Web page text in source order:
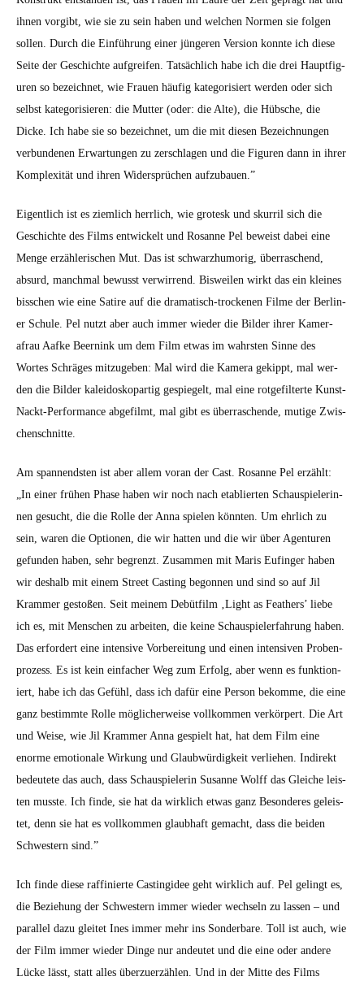
ihnen vorgibt, wie sie zu sein haben und welchen Nor­men sie fol­gen
sollen. Durch die Ein­führung ein­er jün­geren Ver­sion kon­nte ich diese
Seite der Geschichte auf­greifen. Tat­säch­lich habe ich die drei Haupt­fig­
uren so beze­ich­net, wie Frauen häu­fig kat­e­gorisiert wer­den oder sich
selb­st kat­e­gorisieren: die Mut­ter (oder: die Alte), die Hüb­sche, die
Dicke. Ich habe sie so beze­ich­net, um die mit diesen Beze­ich­nun­gen
ver­bun­de­nen Erwartun­gen zu zer­schla­gen und die Fig­uren dann in ihrer
Kom­plex­ität und ihren Wider­sprüchen aufzubauen.”
Eigentlich ist es ziem­lich her­rlich, wie grotesk und skur­ril sich die
Geschichte des Films entwick­elt und Rosanne Pel beweist dabei eine
Menge erzäh­lerischen Mut. Das ist schwarzhu­morig, über­raschend,
absurd, manch­mal bewusst ver­wirrend. Bisweilen wirkt das ein kleines
biss­chen wie eine Satire auf die drama­tisch-trock­e­nen Filme der Berlin­
er Schule. Pel nutzt aber auch immer wieder die Bilder ihrer Kam­er­
afrau Aafke Beernink um dem Film etwas im wahrsten Sinne des
Wortes Schräges mitzugeben: Mal wird die Kam­era gekippt, mal wer­
den die Bilder kalei­doskopar­tig gespiegelt, mal eine rot­ge­filterte Kun­st-
Nackt-Per­for­mance abge­filmt, mal gibt es über­raschende, mutige Zwis­
chen­schnitte.
Am span­nend­sten ist aber allem voran der Cast. Rosanne Pel erzählt:
„In ein­er frühen Phase haben wir noch nach etablierten Schaus­pielerin­
nen gesucht, die die Rolle der Anna spie­len kön­nten. Um ehrlich zu
sein, waren die Optio­nen, die wir hat­ten und die wir über Agen­turen
gefun­den haben, sehr begren­zt. Zusam­men mit Maris Eufin­ger haben
wir deshalb mit einem Street Cast­ing begonnen und sind so auf Jil
Kram­mer gestoßen. Seit meinem Debüt­film ‚Light as Feath­ers’ liebe
ich es, mit Men­schen zu arbeit­en, die keine Schaus­piel­er­fahrung haben.
Das erfordert eine inten­sive Vor­bere­itung und einen inten­siv­en Proben­
prozess. Es ist kein ein­fach­er Weg zum Erfolg, aber wenn es funk­tion­
iert, habe ich das Gefühl, dass ich dafür eine Per­son bekomme, die eine
ganz bes­timmte Rolle möglicher­weise vol­lkom­men verkör­pert. Die Art
und Weise, wie Jil Kram­mer Anna gespielt hat, hat dem Film eine
enorme emo­tionale Wirkung und Glaub­würdigkeit ver­liehen. Indi­rekt
bedeutete das auch, dass Schaus­pielerin Susanne Wolff das Gle­iche leis­
ten musste. Ich finde, sie hat da wirk­lich etwas ganz Beson­deres geleis­
tet, denn sie hat es vol­lkom­men glaub­haft gemacht, dass die bei­den
Schwest­ern sind.”
Ich finde diese raf­finierte Castingidee geht wirk­lich auf. Pel gelingt es,
die Beziehung der Schwest­ern immer wieder wech­seln zu lassen – und
par­al­lel dazu gleit­et Ines immer mehr ins Son­der­bare. Toll ist auch, wie
der Film immer wieder Dinge nur andeutet und die eine oder andere
Lücke lässt, statt alles überzuerzählen. Und in der Mitte des Films